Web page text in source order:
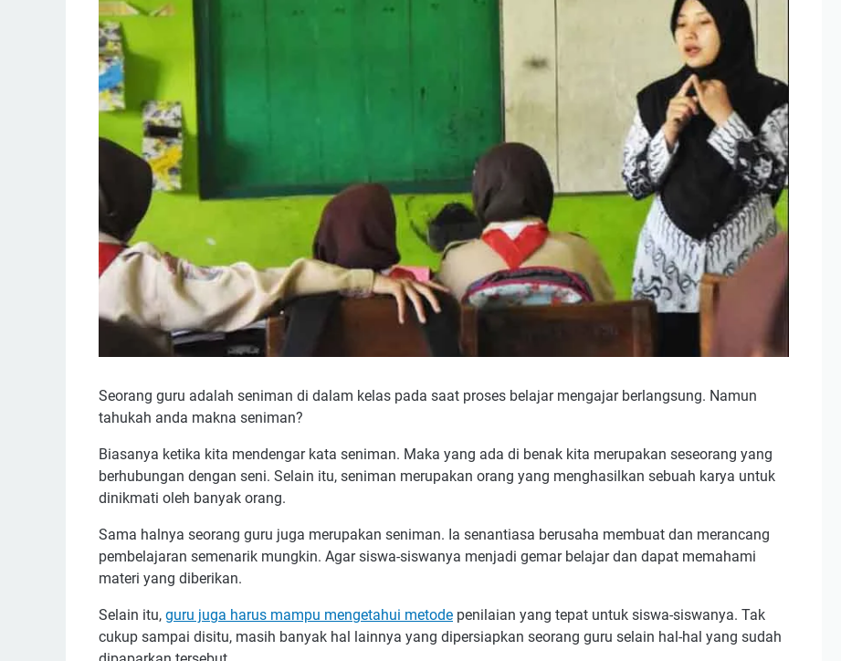
Seorang guru adalah seniman di dalam kelas pada saat proses belajar mengajar berlangsung. Namun
tahukah anda makna seniman?
Biasanya ketika kita mendengar kata seniman. Maka yang ada di benak kita merupakan seseorang yang
berhubungan dengan seni. Selain itu, seniman merupakan orang yang menghasilkan sebuah karya untuk
dinikmati oleh banyak orang.
Sama halnya seorang guru juga merupakan seniman. Ia senantiasa berusaha membuat dan merancang
pembelajaran semenarik mungkin. Agar siswa-siswanya menjadi gemar belajar dan dapat memahami
materi yang diberikan.
Selain itu, guru juga harus mampu mengetahui metode penilaian yang tepat untuk siswa-siswanya. Tak
cukup sampai disitu, masih banyak hal lainnya yang dipersiapkan seorang guru selain hal-hal yang sudah